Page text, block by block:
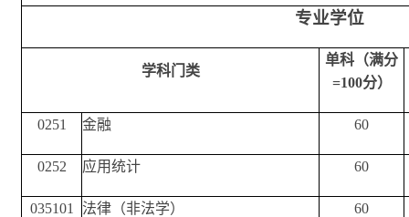
专业学位
学科门类
单科（满分
=100分）
0251 金融 60
0252 应用统计 60
035101 法律（非法学） 60